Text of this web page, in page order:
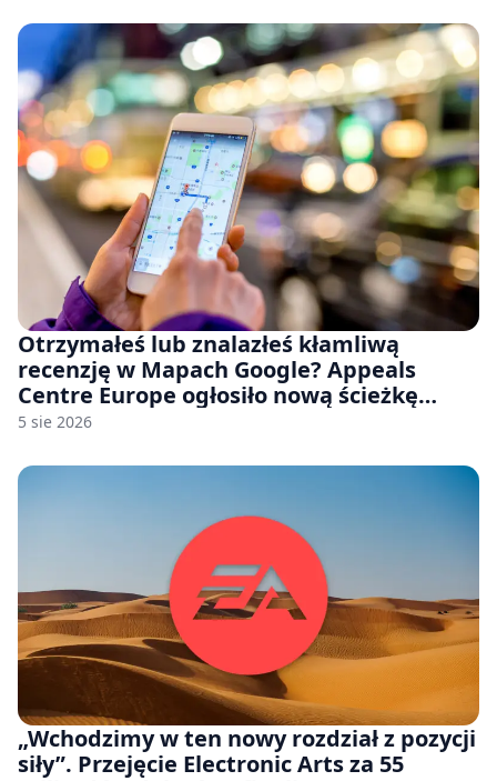
Otrzymałeś lub znalazłeś kłamliwą
recenzję w Mapach Google? Appeals
Centre Europe ogłosiło nową ścieżkę
odwoławczą dla firm i konsumentów
5 sie 2026
„Wchodzimy w ten nowy rozdział z pozycji
siły”. Przejęcie Electronic Arts za 55